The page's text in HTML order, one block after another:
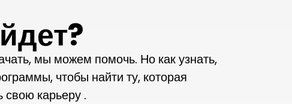
мы можем помочь. Но как узнать,
чтобы найти ту, которая
свою карьеру .